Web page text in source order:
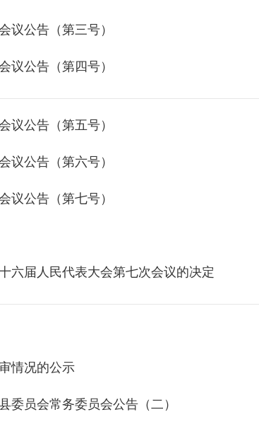
议公告（第三号）
议公告（第四号）
议公告（第五号）
议公告（第六号）
议公告（第七号）
六届人民代表大会第七次会议的决定
情况的公示
委员会常务委员会公告（二）